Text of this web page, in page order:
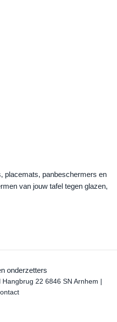
placemats, panbeschermers en
van jouw tafel tegen glazen,
onderzetters
22 6846 SN Arnhem |